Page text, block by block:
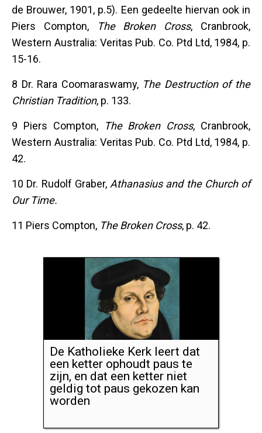
de Brouwer, 1901, p.5). Een gedeelte hiervan ook in
Piers Compton,
The Broken Cross, Cranbrook,
Western Australia: Veritas Pub. Co. Ptd Ltd, 1984, p.
15-16.
8 Dr. Rara Coomaraswamy, The Destruction of the
Christian Tradition, p. 133.
9 Piers Compton, The Broken Cross, Cranbrook,
Western Australia: Veritas Pub. Co. Ptd Ltd, 1984, p.
42.
10 Dr. Rudolf Graber, Athanasius and the Church of
Our Time.
11 Piers Compton, The Broken Cross, p. 42.
De Katholieke Kerk leert dat
een ketter ophoudt paus te
zijn, en dat een ketter niet
geldig tot paus gekozen kan
worden